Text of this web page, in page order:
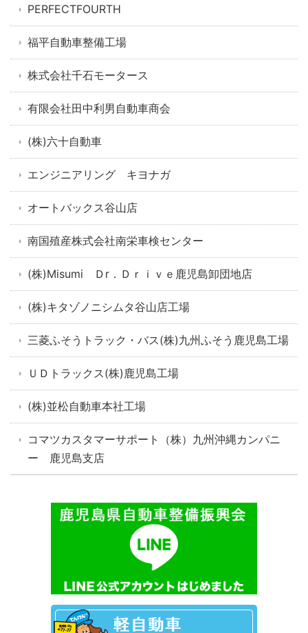
PERFECTFOURTH
福平自動車整備工場
株式会社千石モータース
有限会社田中利男自動車商会
(株)六十自動車
エンジニアリング キヨナガ
オートバックス谷山店
南国殖産株式会社南栄車検センター
(株)Misumi Ｄr．Ｄｒｉｖｅ鹿児島卸団地店
(株)キタゾノニシムタ谷山店工場
三菱ふそうトラック・バス(株)九州ふそう鹿児島工場
ＵＤトラックス(株)鹿児島工場
(株)並松自動車本社工場
コマツカスタマーサポート（株）九州沖縄カンパニ
ー 鹿児島支店